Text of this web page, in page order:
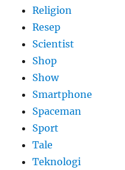
Religion
Resep
Scientist
Shop
Show
Smartphone
Spaceman
Sport
Tale
Teknologi